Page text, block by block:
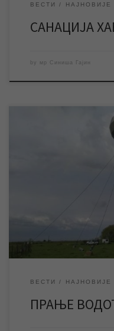
ВЕСТИ НАЈНОВИЈЕ
САНАЦИЈА
by мр Синиша Гајин
У оквиру планског
ће у оквиру планског
у насељеним местима
ВЕСТИ НАЈНОВИЈЕ
ПРАЊЕ